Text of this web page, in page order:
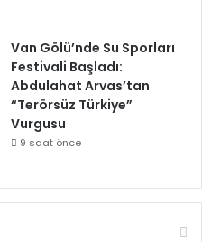
Van Gölü’nde Su Sporları
Festivali Başladı:
Abdulahat Arvas’tan
“Terörsüz Türkiye”
Vurgusu
9 saat önce